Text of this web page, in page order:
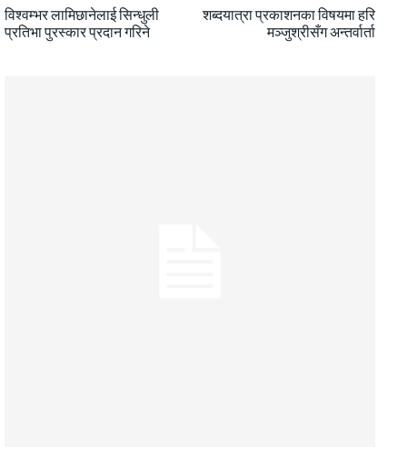
विश्वम्भर लामिछानेलाई सिन्धुली
प्रतिभा पुरस्कार प्रदान गरिने
शब्दयात्रा प्रकाशनका विषयमा हरि
मञ्जुश्रीसँग अन्तर्वार्ता